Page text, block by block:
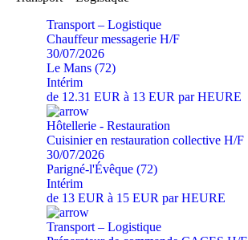
Transport – Logistique
Chauffeur messagerie H/F
30/07/2026
Le Mans (72)
Intérim
de 12.31 EUR à 13 EUR par HEURE
Hôtellerie - Restauration
Cuisinier en restauration collective H/F
30/07/2026
Parigné-l'Évêque (72)
Intérim
de 13 EUR à 15 EUR par HEURE
Transport – Logistique